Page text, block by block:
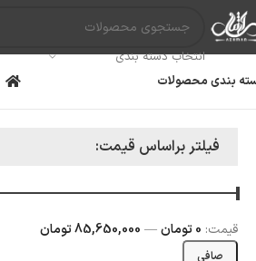
انتخاب دسته بندی
بندی محصولات
فیلتر براساس قیمت:
صافی
قيمت: 0 تومان — 85,650,000 تومان